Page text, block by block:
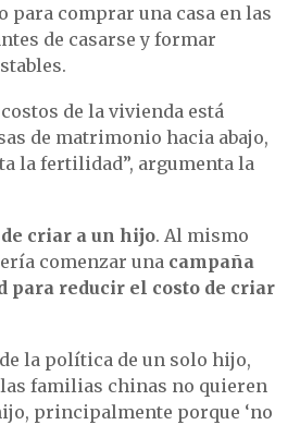
para comprar una casa en las
de casarse y formar
de la vivienda está
de matrimonio hacia abajo,
la fertilidad”, argumenta la
criar a un hijo. Al mismo
comenzar una campaña
para reducir el costo de criar
la política de un solo hijo,
familias chinas no quieren
principalmente porque ‘no